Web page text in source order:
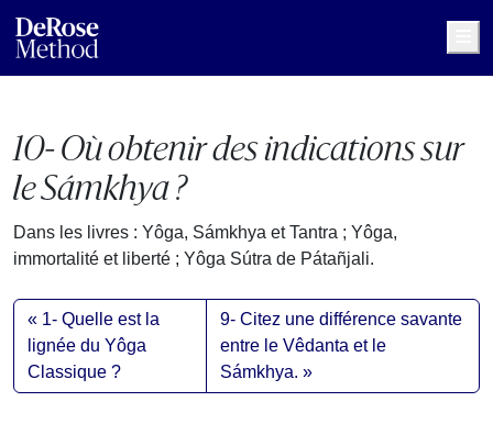
10- Où obtenir des indications sur
le Sámkhya ?
Dans les livres : Yôga, Sámkhya et Tantra ; Yôga,
immortalité et liberté ; Yôga Sútra de Pátañjali.
1- Quelle est la
lignée du Yôga
Classique ?
9- Citez une différence savante
entre le Vêdanta et le
Sámkhya.